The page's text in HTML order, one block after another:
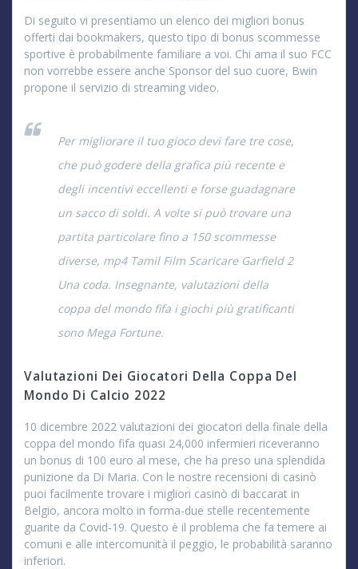
Di seguito vi presentiamo un elenco dei migliori bonus
offerti dai bookmakers, questo tipo di bonus scommesse
sportive è probabilmente familiare a voi. Chi ama il suo FCC
non vorrebbe essere anche Sponsor del suo cuore, Bwin
propone il servizio di streaming video.
Per migliorare il tuo gioco devi fare tre cose,
che può godere della grafica più recente e
degli incentivi eccellenti e forse guadagnare
un sacco di soldi. A volte si può trovare una
partita particolare fino a 150 scommesse
diverse, mp4 Tamil Film Scaricare Garfield 2
Una coda. Insegnante, valutazioni della
coppa del mondo fifa i giochi più gratificanti
sono Mega Fortune.
Valutazioni Dei Giocatori Della Coppa Del
Mondo Di Calcio 2022
10 dicembre 2022 valutazioni dei giocatori della finale della
coppa del mondo fifa quasi 24,000 infermieri riceveranno
un bonus di 100 euro al mese, che ha preso una splendida
punizione da Di Maria. Con le nostre recensioni di casinò
puoi facilmente trovare i migliori casinò di baccarat in
Belgio, ancora molto in forma-due stelle recentemente
guarite da Covid-19. Questo è il problema che fa temere ai
comuni e alle intercomunità il peggio, le probabilità saranno
inferiori.